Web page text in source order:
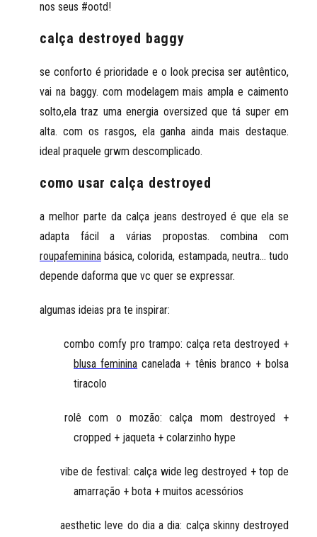
nos seus #ootd!
calça destroyed baggy
se conforto é prioridade e o look precisa ser autêntico,
vai na baggy. com modelagem mais ampla e caimento
solto,ela traz uma energia oversized que tá super em
alta. com os rasgos, ela ganha ainda mais destaque.
ideal praquele grwm descomplicado.
como usar calça destroyed
a melhor parte da calça jeans destroyed é que ela se
adapta fácil a várias propostas. combina com
roupafeminina básica, colorida, estampada, neutra... tudo
depende daforma que vc quer se expressar.
algumas ideias pra te inspirar:
combo comfy pro trampo: calça reta destroyed +
blusa feminina canelada + tênis branco + bolsa
tiracolo
rolê com o mozão: calça mom destroyed +
cropped + jaqueta + colarzinho hype
vibe de festival: calça wide leg destroyed + top de
amarração + bota + muitos acessórios
aesthetic leve do dia a dia: calça skinny destroyed